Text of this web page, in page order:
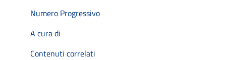
Numero Progressivo
A cura di
Contenuti correlati